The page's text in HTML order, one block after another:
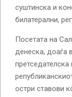
суштинска и
билатерални,
Посетата на
денеска, доаѓа
остри ставови